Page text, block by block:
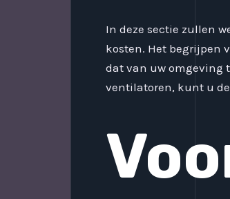
In deze sectie zullen
kosten. Het begrijpen
dat van uw omgeving
ventilatoren, kunt u de